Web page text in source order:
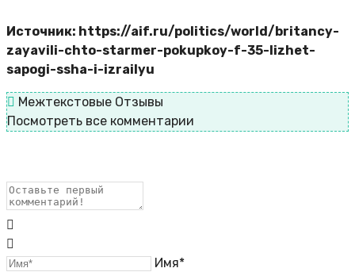
Источник: https://aif.ru/politics/world/britancy-
zayavili-chto-starmer-pokupkoy-f-35-lizhet-
sapogi-ssha-i-izrailyu
Межтекстовые Отзывы
Посмотреть все комментарии
Имя*